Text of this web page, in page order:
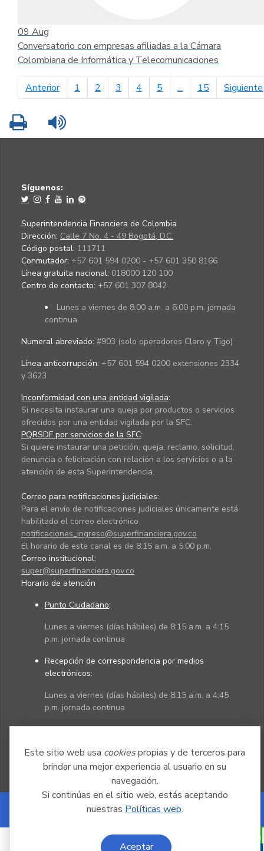
Este sitio web usa cookiespropias y de terceros para
brindar una mejor experiencia al usuario en su
navegación.
Si continúas en el sitio web, estás aceptando
nuestras Políticas web.
Aceptar
09 Aug
Conversatorio con empresas afiliadas a la Cámara
Colombiana de Informática y Telecomunicaciones
Anteriorpágina anterior
1 2 3 4 5 ... 15 Siguiente
Imprimir
Síguenos:
Superintendencia Financiera de Colombia
Dirección: Calle 7 No. 4 - 49 Bogotá, D.C.
Código postal: 111711
Conmutador: +57 601 594 0200 - +57 601 350 8166
Línea gratuita nacional: 018000 120 100
Centro de contacto: +57 601 307 8042
Lunes a viernes de 8:00 a.m. a 6:00 p.m. jornada
continua.
Numeral abreviado: #903 (solo operadores Claro y Tigo)
Línea anticorrupción: +57 601 594 0200 extensiones 2334
y 3623
Inconformidad con una entidad vigilada:
Si necesita instaurar una queja por productos o servicios
ofrecidos por una entidad vigilada por la SFC.
PQRSDF por servicios de la SFC:
Si quiere instaurar una petición, queja, reclamo, solicitud,
denuncia o felicitación con relación a los servicios o a la
atención de esta Superintendencia.
Correo para notificaciones judiciales:
Para el envío de notificaciones judiciales únicamente está
habilitado el correo electrónico
notificaciones_ingreso@superfinanciera.gov.co
El horario de este canal es de 8:15 a.m. a 5:00 p.m.
Correo institucional:
super@superfinanciera.gov.co
Horario de atención
Punto Ciudadano:
Lunes a viernes (días hábiles) de 8:15 a.m. a 4:15
p.m. jornada continua
Recepción de correspondencia por medios
electrónicos:
Lunes a viernes (días hábiles) de 8:15 a.m. a 4:45
p.m. jornada continua
Powered by Nexura